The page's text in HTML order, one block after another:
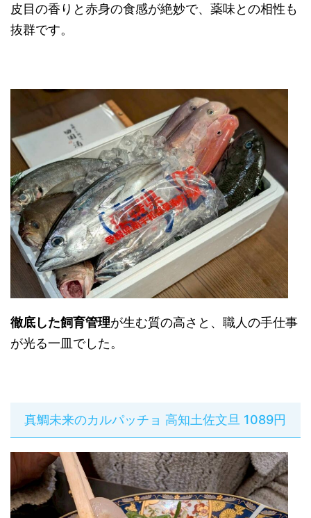
皮目の香りと赤身の食感が絶妙で、薬味との相性も
抜群です。
徹底した飼育管理が生む質の高さと、職人の手仕事
が光る一皿でした。
真鯛未来のカルパッチョ 高知土佐文旦 1089円